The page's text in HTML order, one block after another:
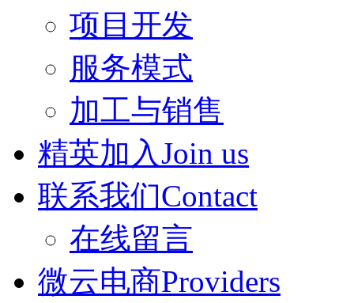
项目开发
服务模式
加工与销售
精英加入Join us
联系我们Contact
在线留言
微云电商Providers